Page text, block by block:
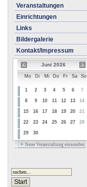
Veranstaltungen
Einrichtungen
Links
Bildergalerie
Kontakt/Impressum
Juni 2026
Mo Di Mi Do Fr Sa So
1 2 3 4 5 6 7
8 9 10 11 12 13 14
15 16 17 18 19 20 21
22 23 24 25 26 27 28
29 30
Neue Veranstaltung einsenden